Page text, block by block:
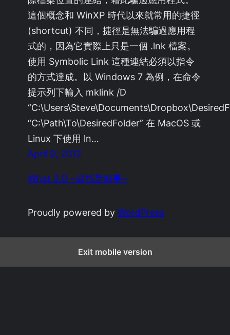
這個概念和 WinXP 時代以來就常用的捷徑
(shortcut) 不同，捷徑是無法騙過應用程
式的，因為它實際上只是一個 .lnk 檔案。
使用 Symbolic Link 這種連結必須以指令
的方式達成。以 Windows 7 為例，在命令
提示列下輸入 mklink /D
“C:\Path\To\DesiredFolder” 在 MacOS 或
Linux 下使用 ln…
April 9, 2012
What 3.0 ~尋找新鮮事~
Proudly powered byWordPress
Exit mobile version